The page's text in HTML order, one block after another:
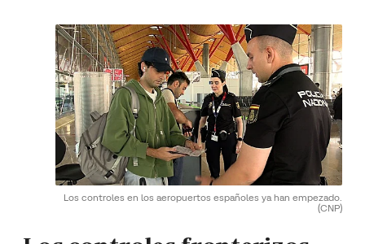
Los controles en los aeropuertos españoles ya han empezado.
(CNP)